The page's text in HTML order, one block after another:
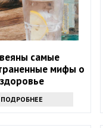
самые
мифы о
здоровье
ПОДРОБНЕЕ